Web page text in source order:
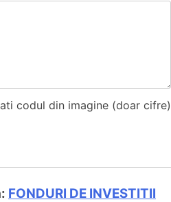
codul din imagine (doar cifre)
FONDURI DE INVESTITII